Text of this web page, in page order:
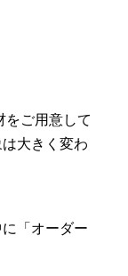
ご用意して
大きく変わ
「オーダー